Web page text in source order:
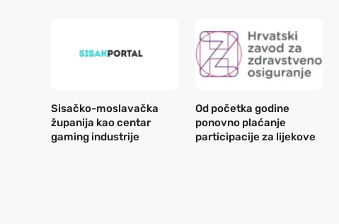
Sisačko-moslavačka
županija kao centar
gaming industrije
Od početka godine
ponovno plaćanje
participacije za lijekove